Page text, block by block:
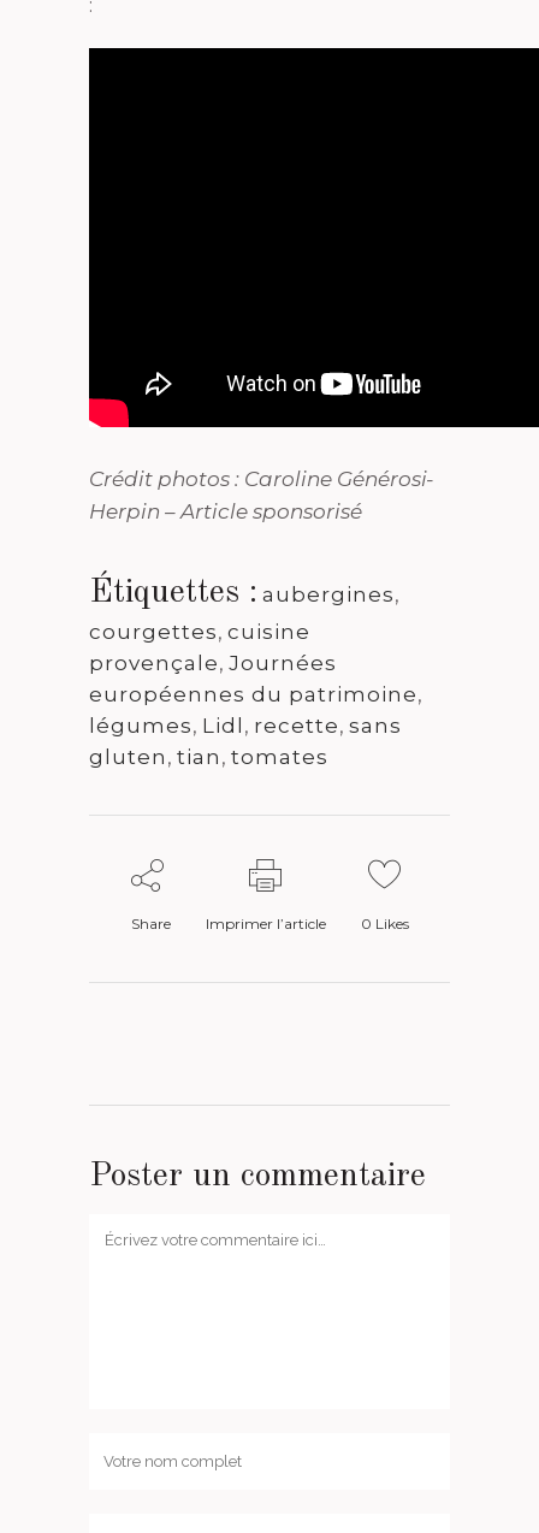
:
Crédit photos : Caroline Générosi-
Herpin – Article sponsorisé
Étiquettes : aubergines,
courgettes, cuisine
provençale, Journées
européennes du patrimoine,
légumes, Lidl , recette, sans
gluten , tian , tomates
Share Imprimer l’article 0 Likes
Poster un commentaire